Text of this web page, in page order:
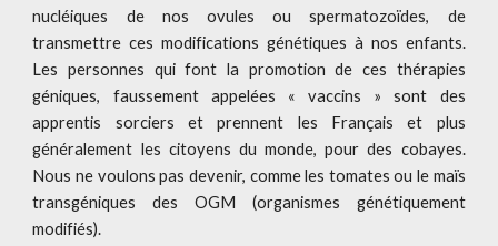
nucléiques de nos ovules ou spermatozoïdes, de
transmettre ces modifications génétiques à nos enfants.
Les personnes qui font la promotion de ces thérapies
géniques, faussement appelées « vaccins » sont des
apprentis sorciers et prennent les Français et plus
généralement les citoyens du monde, pour des cobayes.
Nous ne voulons pas devenir, comme les tomates ou le maïs
transgéniques des OGM (organismes génétiquement
modifiés).